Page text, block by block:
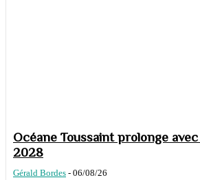
Océane Toussaint prolonge avec
2028
Gérald Bordes - 06/08/26